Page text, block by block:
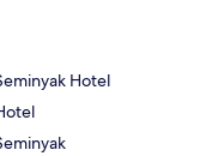
Hotel